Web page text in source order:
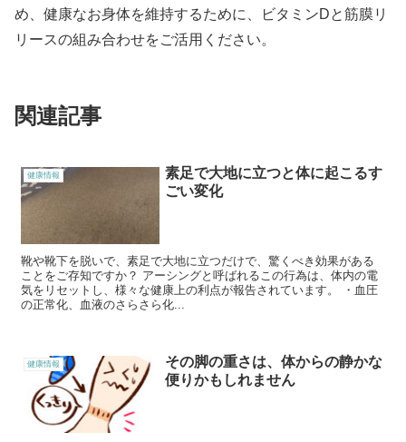
め、健康なお身体を維持するために、ビタミンDと筋膜リ
リースの組み合わせをご活用ください。
関連記事
健康情報
素足で大地に立つと体に起こるす
ごい変化
靴や靴下を脱いで、素足で大地に立つだけで、驚くべき効果がある
ことをご存知ですか？ アーシングと呼ばれるこの行為は、体内の電
気をリセットし、様々な健康上の利点が報告されています。 ・血圧
の正常化、血液のさらさら化...
健康情報
その脚の重さは、体からの静かな
便りかもしれません